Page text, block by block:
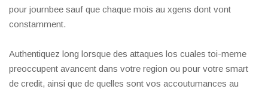
pour journbee sauf que chaque mois au xgens dont vont
constamment.
Authentiquez long lorsque des attaques los cuales toi-meme
preoccupent avancent dans votre region ou pour votre smart
de credit, ainsi que de quelles sont vos accoutumances au